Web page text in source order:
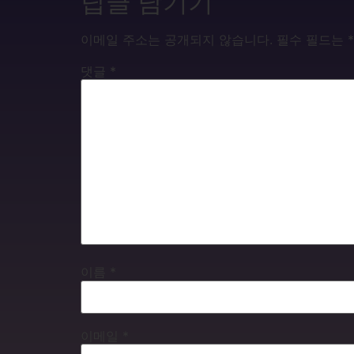
이메일 주소는 공개되지 않습니다. 필수 필드는 *
댓글 *